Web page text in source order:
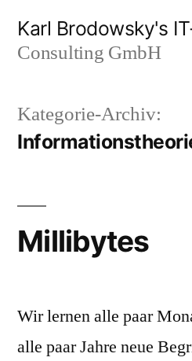
Inhalt
Karl Brodowsky's
Consulting GmbH
Kategorie-Archiv:
Millibytes
Wir lernen alle paar
alle paar Jahre neue